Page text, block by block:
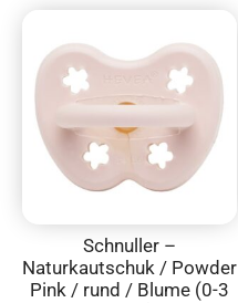
Schnuller –
Naturkautschuk / Powder
Pink / rund / Blume (0-3